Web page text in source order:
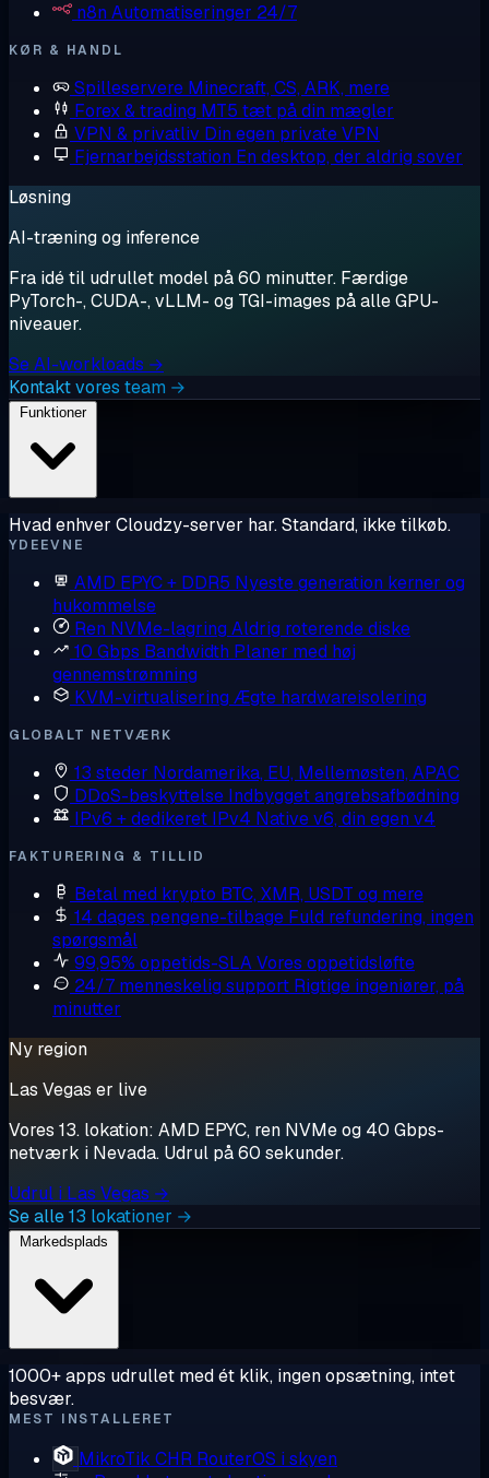
n8n Automatiseringer 24/7
KØR & HANDL
Spilleservere Minecraft, CS, ARK, mere
Forex & trading MT5 tæt på din mægler
VPN & privatliv Din egen private VPN
Fjernarbejdsstation En desktop, der aldrig sover
Løsning
AI-træning og inference
Fra idé til udrullet model på 60 minutter. Færdige
PyTorch-, CUDA-, vLLM- og TGI-images på alle GPU-
niveauer.
Se AI-workloads →
Kontakt vores team →
Funktioner
Hvad enhver Cloudzy-server har. Standard, ikke tilkøb.
YDEEVNE
AMD EPYC + DDR5 Nyeste generation kerner og
hukommelse
Ren NVMe-lagring Aldrig roterende diske
10 Gbps Bandwidth Planer med høj
gennemstrømning
KVM-virtualisering Ægte hardwareisolering
GLOBALT NETVÆRK
13 steder Nordamerika, EU, Mellemøsten, APAC
DDoS-beskyttelse Indbygget angrebsafbødning
IPv6 + dedikeret IPv4 Native v6, din egen v4
FAKTURERING & TILLID
Betal med krypto BTC, XMR, USDT og mere
14 dages pengene-tilbage Fuld refundering, ingen
spørgsmål
99,95% oppetids-SLAVores oppetidsløfte
24/7 menneskelig support Rigtige ingeniører, på
minutter
Ny region
Las Vegas er live
Vores 13. lokation: AMD EPYC, ren NVMe og 40 Gbps-
netværk i Nevada. Udrul på 60 sekunder.
Udrul i Las Vegas →
Se alle 13 lokationer →
1000+ apps udrullet med ét klik, ingen opsætning, intet
besvær.
MEST INSTALLERET
MikroTik CHR RouterOS i skyen